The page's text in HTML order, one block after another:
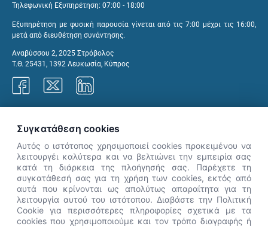
Τηλεφωνική Εξυπηρέτηση: 07:00 - 18:00
Εξυπηρέτηση με φυσική παρουσία γίνεται από τις 7:00 μέχρι τις 16:00,
μετά από διευθέτηση συνάντησης.
Αναβύσσου 2, 2025 Στρόβολος
Τ.Θ. 25431, 1392 Λευκωσία, Κύπρος
👋 Καλώς ήρθες! Είμαι η Νόησις.
Πες μου πώς μπορώ να σε βοηθήσω
σήμερα.
Συγκατάθεση cookies
Αυτός ο ιστότοπος χρησιμοποιεί cookies προκειμένου να
λειτουργέι καλύτερα και να βελτιώνει την εμπειρία σας
κατά τη διάρκεια της πλοήγησής σας. Παρέχετε τη
συγκατάθεσή σας για τη χρήση των cookies, εκτός από
αυτά που κρίνονται ως απολύτως απαραίτητα για τη
λειτουργία αυτού του ιστότοπου. Διαβάστε την Πολιτική
Cookie για περισσότερες πληροφορίες σχετικά με τα
cookies που χρησιμοποιούμε και τον τρόπο διαγραφής ή